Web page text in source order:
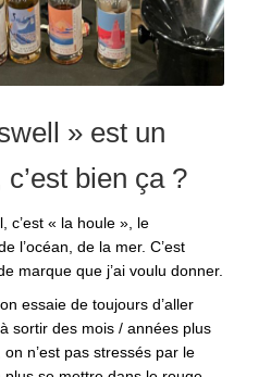
» est un
bien ça ?
c’est « la houle », le
l’océan, de la mer. C’est
marque que j’ai voulu donner.
essaie de toujours d’aller
sortir des mois / années plus
n’est pas stressés par le